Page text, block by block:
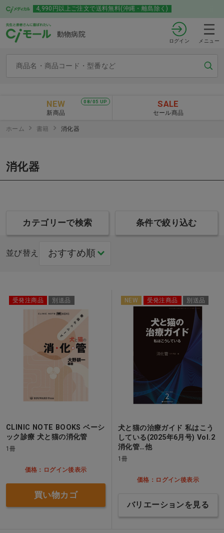
4,990円以上ご注文で送料無料(沖縄・離島除く)
動物病院
ログイン メニュー
08/05 UP
NEW
新商品
SALE
セール商品
ホーム 書籍 消化器
消化器
カテゴリーで検索 条件で絞り込む
並び替え
受発注商品 別送品
CLINIC NOTE BOOKS ベーシ
ック診療 犬と猫の消化管
1冊
価格：ログイン後表示
買い物カゴ
NEW 受発注商品 別送品
犬と猫の治療ガイド 私はこう
している(2025年6月号) Vol.2
消化管…他
1冊
価格：ログイン後表示
バリエーションを見る